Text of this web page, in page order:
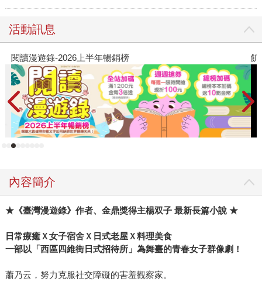
活動訊息
閱讀漫遊錄-2026上半年暢銷榜 飢
內容簡介
★《臺灣漫遊錄》作者、金鼎獎得主楊双子 最新長篇小說 ★
日常療癒Ｘ女子宿舍Ｘ日式老屋Ｘ料理美食
一部以「西區四維街日式招待所」為舞臺的青春女子群像劇！
蕭乃云，努力克服社交障礙的害羞觀察家。